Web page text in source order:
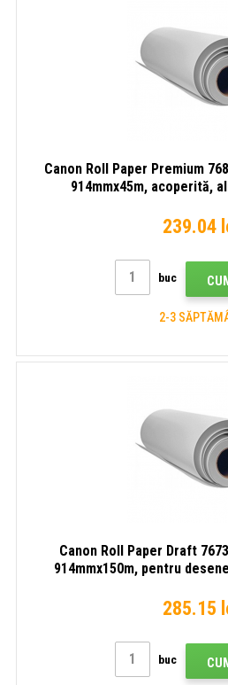
Canon Roll Paper Premium
914mmx45m, acoperită,
239.04
buc
2-3
Canon Roll Paper Draft
914mmx150m, pentru
285.15
buc